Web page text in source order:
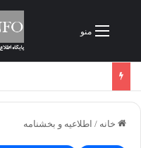
منو
خانه / اطلاعیه و بخشنامه‌